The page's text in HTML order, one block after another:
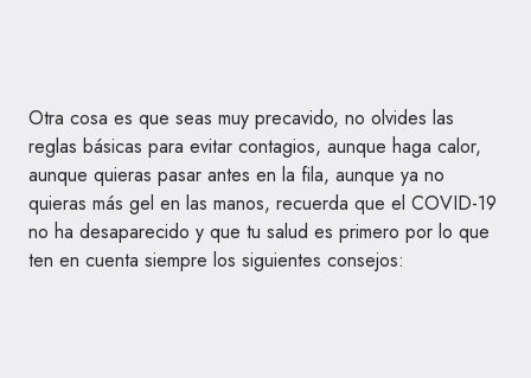
Otra cosa es que seas muy precavido, no olvides las
reglas básicas para evitar contagios, aunque haga calor,
aunque quieras pasar antes en la fila, aunque ya no
quieras más gel en las manos, recuerda que el COVID-19
no ha desaparecido y que tu salud es primero por lo que
ten en cuenta siempre los siguientes consejos: